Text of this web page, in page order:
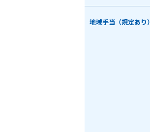
地域手当（規定あり）